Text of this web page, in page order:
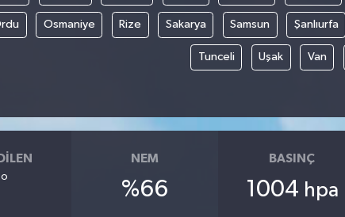
Osmaniye Rize Sakarya Samsun Şanlıurfa
Tunceli Uşak Van
°
NEM
%66
BASINÇ
1004 hpa